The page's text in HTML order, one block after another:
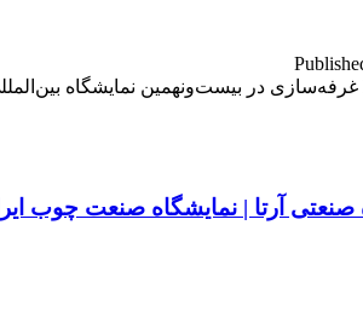
آرتا | نمایشگاه صنعت چوب ایران